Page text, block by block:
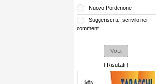
Nuovo Pordenone
Suggerisci tu, scrivilo nei
commenti
[ Risultati ]